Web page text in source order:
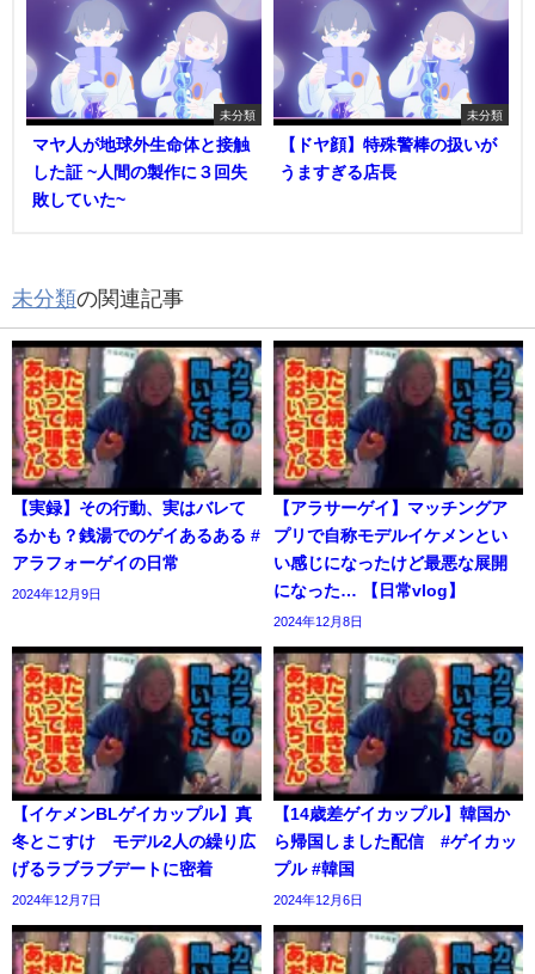
未分類
マヤ人が地球外生命体と接触
した証 ~人間の製作に３回失
敗していた~
未分類
【ドヤ顔】特殊警棒の扱いが
うますぎる店長
未分類の関連記事
【実録】その行動、実はバレて
るかも？銭湯でのゲイあるある #
アラフォーゲイの日常
2024年12月9日
【アラサーゲイ】マッチングア
プリで自称モデルイケメンとい
い感じになったけど最悪な展開
になった… 【日常vlog】
2024年12月8日
【イケメンBLゲイカップル】真
冬とこすけ モデル2人の繰り広
げるラブラブデートに密着
2024年12月7日
【14歳差ゲイカップル】韓国か
ら帰国しました配信 #ゲイカッ
プル #韓国
2024年12月6日